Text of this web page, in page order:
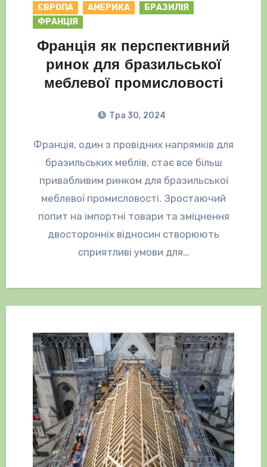
ЄВРОПА АМЕРИКА
БРАЗИЛІЯ
ФРАНЦІЯ
Франція як перспективний
ринок для бразильської
меблевої промисловості
Тра 30, 2024
Франція, один з провідних напрямків для
бразильських меблів, стає все більш
привабливим ринком для бразильської
меблевої промисловості. Зростаючий
попит на імпортні товари та зміцнення
двосторонніх відносин створюють
сприятливі умови для…